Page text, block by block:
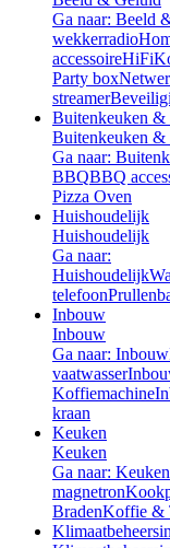
Ga naar: Beeld
wekkerradio
accessoireHiFi
Party box
streamer
Buitenkeuken
Buitenkeuken
Ga naar:
BBQBBQ
Pizza Oven
Huishoudelijk
Huishoudelijk
Ga naar:
Huishoudelijk
telefoon
Inbouw
Inbouw
Ga naar: Inbouw
vaatwasser
Koffiemachine
kraan
Keuken
Keuken
Ga naar: Keuken
magnetron
BradenKoffie &